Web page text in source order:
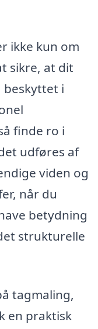
ikke kun om
sikre, at dit
i
finde ro i
udføres af
viden og
når du
betydning
strukturelle
tagmaling,
en praktisk